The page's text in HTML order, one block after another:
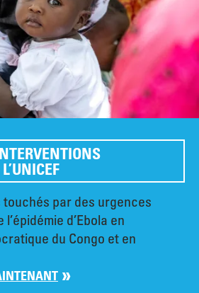
par des urgences
d’Ebola en
du Congo et en